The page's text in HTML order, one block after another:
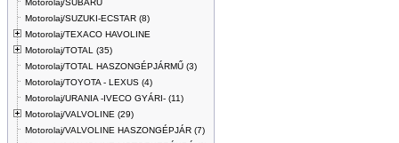
Motorolaj/SUBARU
Motorolaj/SUZUKI-ECSTAR (8)
Motorolaj/TEXACO HAVOLINE
Motorolaj/TOTAL (35)
Motorolaj/TOTAL HASZONGÉPJÁRMŰ (3)
Motorolaj/TOYOTA - LEXUS (4)
Motorolaj/URANIA -IVECO GYÁRI- (11)
Motorolaj/VALVOLINE (29)
Motorolaj/VALVOLINE HASZONGÉPJÁR (7)